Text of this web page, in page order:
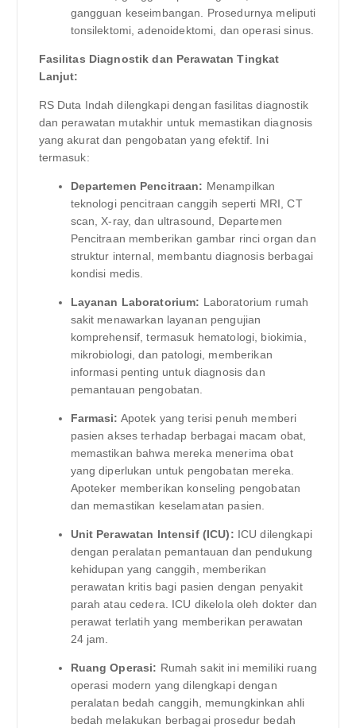
gangguan keseimbangan. Prosedurnya meliputi
tonsilektomi, adenoidektomi, dan operasi sinus.
Fasilitas Diagnostik dan Perawatan Tingkat
Lanjut:
RS Duta Indah dilengkapi dengan fasilitas diagnostik
dan perawatan mutakhir untuk memastikan diagnosis
yang akurat dan pengobatan yang efektif. Ini
termasuk:
Departemen Pencitraan: Menampilkan
teknologi pencitraan canggih seperti MRI, CT
scan, X-ray, dan ultrasound, Departemen
Pencitraan memberikan gambar rinci organ dan
struktur internal, membantu diagnosis berbagai
kondisi medis.
Layanan Laboratorium: Laboratorium rumah
sakit menawarkan layanan pengujian
komprehensif, termasuk hematologi, biokimia,
mikrobiologi, dan patologi, memberikan
informasi penting untuk diagnosis dan
pemantauan pengobatan.
Farmasi: Apotek yang terisi penuh memberi
pasien akses terhadap berbagai macam obat,
memastikan bahwa mereka menerima obat
yang diperlukan untuk pengobatan mereka.
Apoteker memberikan konseling pengobatan
dan memastikan keselamatan pasien.
Unit Perawatan Intensif (ICU): ICU dilengkapi
dengan peralatan pemantauan dan pendukung
kehidupan yang canggih, memberikan
perawatan kritis bagi pasien dengan penyakit
parah atau cedera. ICU dikelola oleh dokter dan
perawat terlatih yang memberikan perawatan
24 jam.
Ruang Operasi: Rumah sakit ini memiliki ruang
operasi modern yang dilengkapi dengan
peralatan bedah canggih, memungkinkan ahli
bedah melakukan berbagai prosedur bedah